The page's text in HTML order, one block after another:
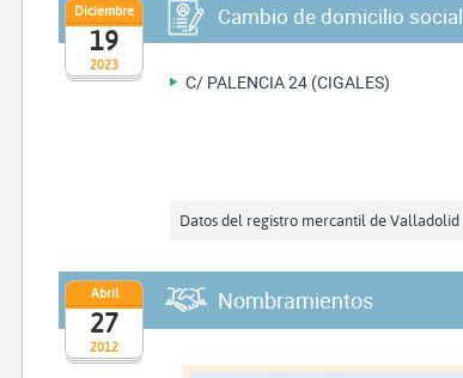
2023
Diciembre
19
Cambio de domicilio social
C/ PALENCIA 24 (CIGALES)
Datos del registro mercantil de Valladolid
2012
Abril
27
Nombramientos